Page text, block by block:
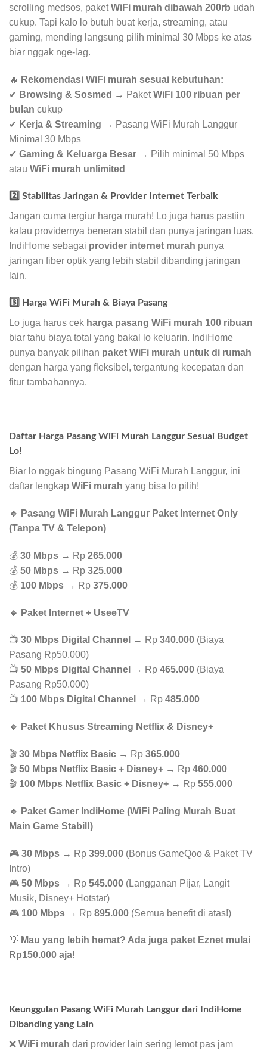
scrolling medsos, paketWiFi murah dibawah 200rb udah
cukup. Tapi kalo lo butuh buat kerja, streaming, atau
gaming, mending langsung pilih minimal 30 Mbps ke atas
biar nggak nge-lag.
🔥 Rekomendasi WiFi murah sesuai kebutuhan:
✔ Browsing & Sosmed → PaketWiFi 100 ribuan per
bulan cukup
✔ Kerja & Streaming → Pasang WiFi Murah Langgur
Minimal 30 Mbps
✔ Gaming & Keluarga Besar → Pilih minimal 50 Mbps
atau WiFi murah unlimited
2️⃣ Stabilitas Jaringan & Provider Internet Terbaik
Jangan cuma tergiur harga murah! Lo juga harus pastiin
kalau providernya beneran stabil dan punya jaringan luas.
IndiHome sebagai provider internet murah punya
jaringan fiber optik yang lebih stabil dibanding jaringan
lain.
3️⃣ Harga WiFi Murah & Biaya Pasang
Lo juga harus cek harga pasang WiFi murah 100 ribuan
biar tahu biaya total yang bakal lo keluarin. IndiHome
punya banyak pilihan paket WiFi murah untuk di rumah
dengan harga yang fleksibel, tergantung kecepatan dan
fitur tambahannya.
Daftar Harga Pasang WiFi Murah Langgur Sesuai Budget
Lo!
Biar lo nggak bingung Pasang WiFi Murah Langgur, ini
daftar lengkap WiFi murah yang bisa lo pilih!
🔹 Pasang WiFi Murah Langgur Paket Internet Only
(Tanpa TV & Telepon)
💰 30 Mbps → Rp 265.000
💰 50 Mbps → Rp 325.000
💰 100 Mbps → Rp 375.000
🔹 Paket Internet + UseeTV
📺 30 Mbps Digital Channel → Rp 340.000 (Biaya
Pasang Rp50.000)
📺 50 Mbps Digital Channel → Rp 465.000 (Biaya
Pasang Rp50.000)
📺 100 Mbps Digital Channel → Rp 485.000
🔹 Paket Khusus Streaming Netflix & Disney+
🎬 30 Mbps Netflix Basic → Rp 365.000
🎬 50 Mbps Netflix Basic + Disney+ → Rp 460.000
🎬 100 Mbps Netflix Basic + Disney+ → Rp 555.000
🔹 Paket Gamer IndiHome (WiFi Paling Murah Buat
Main Game Stabil!)
🎮 30 Mbps → Rp 399.000 (Bonus GameQoo & Paket TV
Intro)
🎮 50 Mbps → Rp 545.000 (Langganan Pijar, Langit
Musik, Disney+ Hotstar)
🎮 100 Mbps → Rp 895.000 (Semua benefit di atas!)
💡 Mau yang lebih hemat? Ada juga paket Eznet mulai
Rp150.000 aja!
Keunggulan Pasang WiFi Murah Langgur dari IndiHome
Dibanding yang Lain
❌ WiFi murah dari provider lain sering lemot pas jam